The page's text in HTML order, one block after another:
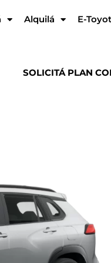
Alquilá E-
SOLICITÁ PLAN